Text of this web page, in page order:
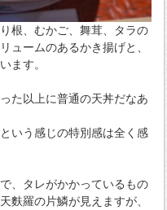
根、むかご、舞茸、タラの
ュームのあるかき揚げと、
ます。
た以上に普通の天丼だなあ
いう感じの特別感は全く感
、タレがかかっているもの
麩羅の片鱗が見えますが、